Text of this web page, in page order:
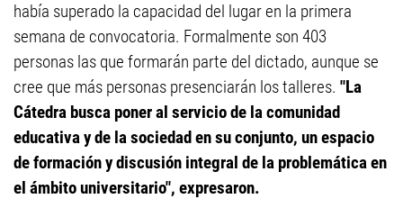
había superado la capacidad del lugar en la primera
semana de convocatoria. Formalmente son 403
personas las que formarán parte del dictado, aunque se
cree que más personas presenciarán los talleres. "La
Cátedra busca poner al servicio de la comunidad
educativa y de la sociedad en su conjunto, un espacio
de formación y discusión integral de la problemática en
el ámbito universitario", expresaron.